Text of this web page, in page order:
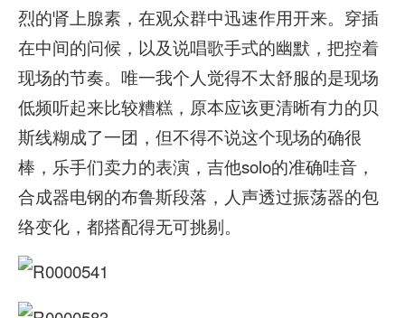
烈的肾上腺素，在观众群中迅速作用开来。穿插
在中间的问候，以及说唱歌手式的幽默，把控着
现场的节奏。唯一我个人觉得不太舒服的是现场
低频听起来比较糟糕，原本应该更清晰有力的贝
斯线糊成了一团，但不得不说这个现场的确很
棒，乐手们卖力的表演，吉他solo的准确哇音，
合成器电钢的布鲁斯段落，人声透过振荡器的包
络变化，都搭配得无可挑剔。